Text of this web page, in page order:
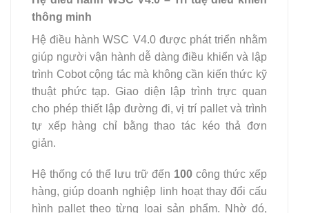
thông minh
Hệ điều hành WSC V4.0 được phát triển nhằm
giúp người vận hành dễ dàng điều khiển và lập
trình Cobot cộng tác mà không cần kiến thức kỹ
thuật phức tạp. Giao diện lập trình trực quan
cho phép thiết lập đường đi, vị trí pallet và trình
tự xếp hàng chỉ bằng thao tác kéo thả đơn
giản.
Hệ thống có thể lưu trữ đến 100 công thức xếp
hàng, giúp doanh nghiệp linh hoạt thay đổi cấu
hình pallet theo từng loại sản phẩm. Nhờ đó,